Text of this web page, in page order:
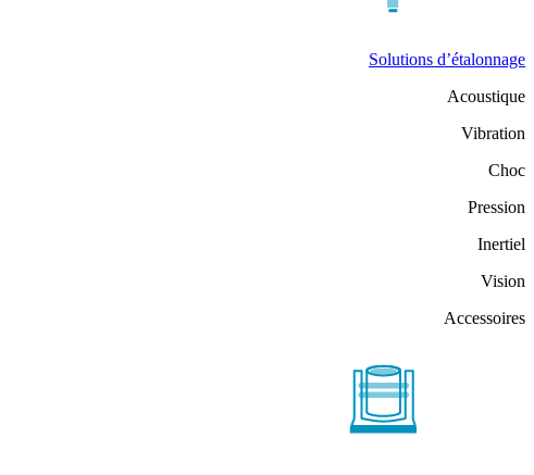
Solutions d’étalonnage
Acoustique
Vibration
Choc
Pression
Inertiel
Vision
Accessoires